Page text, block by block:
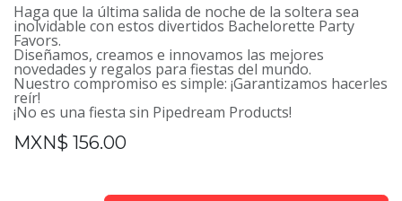
Haga que la última salida de noche de la soltera sea
inolvidable con estos divertidos Bachelorette Party
Favors.
Diseñamos, creamos e innovamos las mejores
novedades y regalos para fiestas del mundo.
Nuestro compromiso es simple: ¡Garantizamos hacerles
reír!
¡No es una fiesta sin Pipedream Products!
MXN$ 156.00